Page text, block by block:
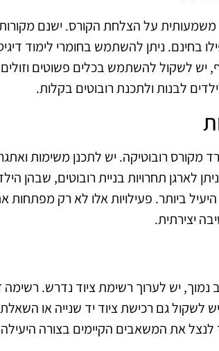
על הצלחת הקורס. ישנם מקורות
בחינם. ניתן להשתמש בחומרי לימוד
יש לשקול להשתמש בכלים פשוטים
לבנות ולתכנת רובוטים בקלות.
מקורס רובוטיקה. יש לתכנן משימות
לארגן תחרויות בניית רובוטים, שבהן
ביותר. פעילויות אלו לא רק מפתחות
יצירתית.
יש לערוך רשימת ציוד נדרש. רשימה
לשקול גם רכישת ציוד יד שנייה או
לנצל את המשאבים הקיימים בצורה היעילה